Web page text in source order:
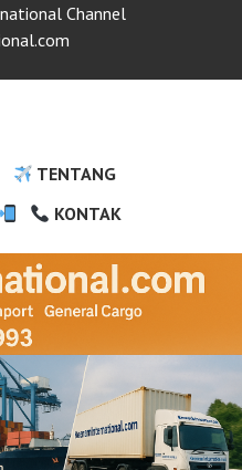
Channel
TENTANG
KONTAK